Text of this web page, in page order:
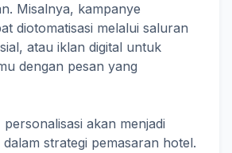
Misalnya, kampanye
diotomatisasi melalui saluran
atau iklan digital untuk
dengan pesan yang
personalisasi akan menjadi
strategi pemasaran hotel.